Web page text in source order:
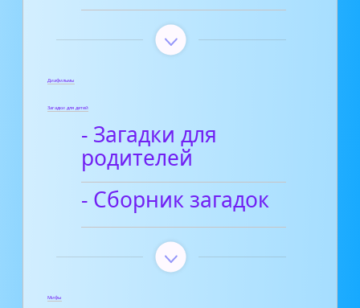
Диафильмы
Загадки для детей
- Загадки для
родителей
- Сборник загадок
Мифы